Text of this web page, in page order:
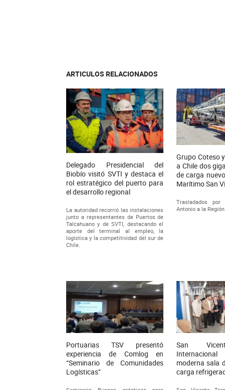
ARTICULOS RELACIONADOS
Delegado Presidencial del
Biobío visitó SVTI y destaca el
rol estratégico del puerto para
el desarrollo regional
La autoridad recorrió las instalaciones
junto a representantes de Puertos de
Talcahuano y de SVTI, destacando el
aporte del terminal al empleo, la
logística y la competitividad del sur de
Chile.
Grupo Coteso
a Chile dos
de carga
Marítimo San
Trasladados
Antonio a la
Portuarias TSV presentó
experiencia de Comlog en
“Seminario de Comunidades
Logísticas”
San
moderna sala
carga